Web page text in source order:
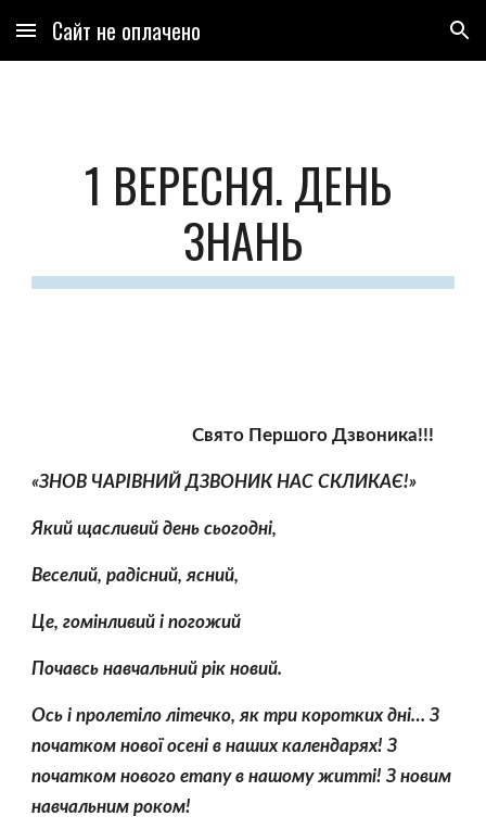
Skip to main content Skip to navigation
Сайт не оплачено
1 ВЕРЕСНЯ. ДЕНЬ
ЗНАНЬ
                                     Свято Першого Дзвоника!!!
«ЗНОВ ЧАРІВНИЙ ДЗВОНИК НАС СКЛИКАЄ!»
Який щасливий день сьогодні,
Веселий, радісний, ясний,
Це, гомінливий і погожий
Почавсь навчальний рік новий.
Ось і пролетіло літечко, як три коротких дні… З
початком нової осені в наших календарях! З
початком нового етапу в нашому житті! З новим
навчальним роком!